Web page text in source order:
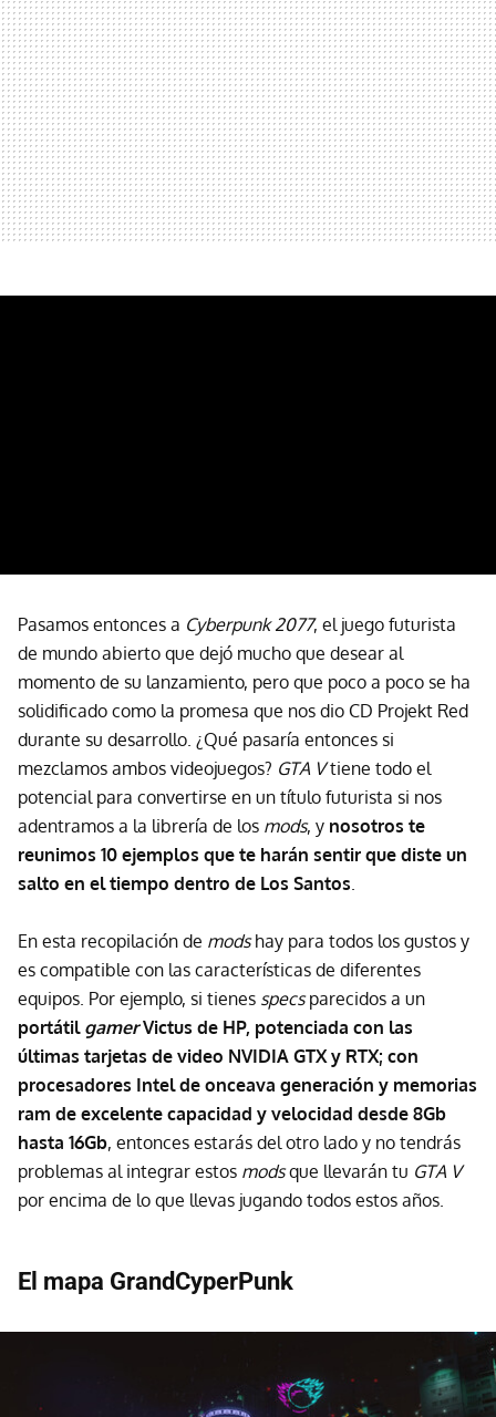
Pasamos entonces a Cyberpunk 2077, el juego futurista
de mundo abierto que dejó mucho que desear al
momento de su lanzamiento, pero que poco a poco se ha
solidificado como la promesa que nos dio CD Projekt Red
durante su desarrollo. ¿Qué pasaría entonces si
mezclamos ambos videojuegos? GTA Vtiene todo el
potencial para convertirse en un título futurista si nos
adentramos a la librería de los mods, y nosotros te
reunimos 10 ejemplos que te harán sentir que diste un
salto en el tiempo dentro de Los Santos
En esta recopilación de modshay para todos los gustos y
es compatible con las características de diferentes
equipos. Por ejemplo, si tienes specsparecidos a un
portátil gamerVictus de HP, potenciada con las
últimas tarjetas de video NVIDIA GTX y RTX; con
procesadores Intel de onceava generación y memorias
ram de excelente capacidad y velocidad desde 8Gb
hasta 16Gb, entonces estarás del otro lado y no tendrás
problemas al integrar estos modsque llevarán tu GTA V
por encima de lo que llevas jugando todos estos años.
El mapa GrandCyperPunk